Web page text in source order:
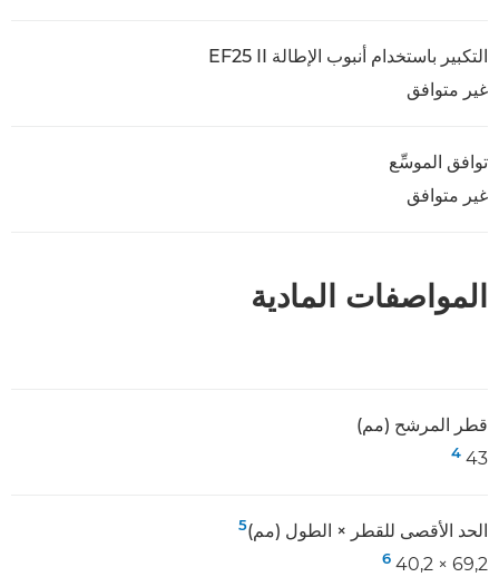
التكبير باستخدام أنبوب الإطالة EF25 II
غير متوافق
توافق الموسِّع
غير متوافق
المواصفات المادية
قطر المرشح (مم)
43
4
الحد الأقصى للقطر × الطول (مم)5
69,2 × 40,2
6